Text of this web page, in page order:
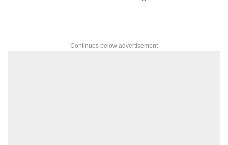
Continues below advertisement